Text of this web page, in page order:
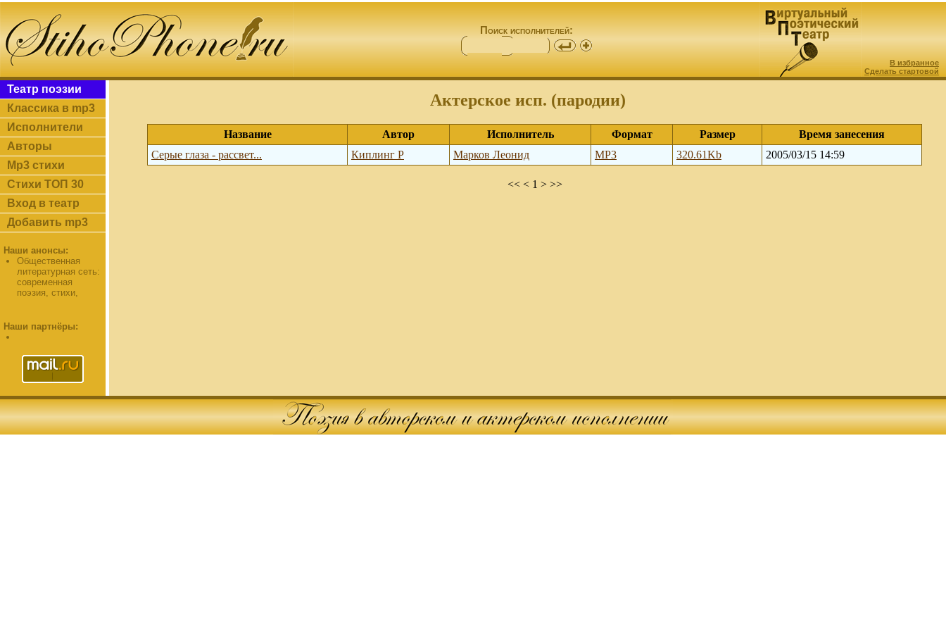
Поиск исполнителей:
В избранное
Сделать стартовой
Театр поэзии
Классика в mp3
Исполнители
Авторы
Mp3 стихи
Стихи ТОП 30
Вход в театр
Добавить mp3
Наши анонсы:
Общественная
литературная сеть:
современная
поэзия, стихи,
Наши партнёры:
Актерское исп. (пародии)
Название Автор Исполнитель Формат Размер
Время занесения
Серые глаза - рассвет...
Киплинг Р Марков Леонид MP3 320.61Kb 2005/03/15 14:59
<< < 1 > >>